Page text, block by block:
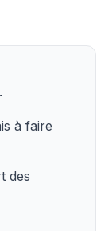
à faire
des